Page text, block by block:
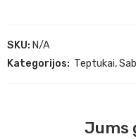
SKU: N/A
Kategorijos: Teptukai,
Jums